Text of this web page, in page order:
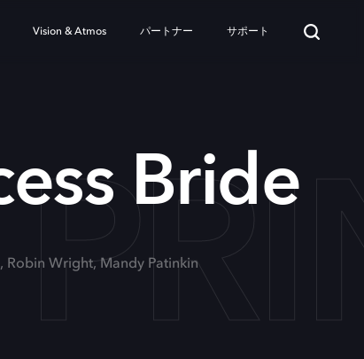
Vision & Atmos パートナー サポート
Bride
Robin Wright, Mandy Patinkin